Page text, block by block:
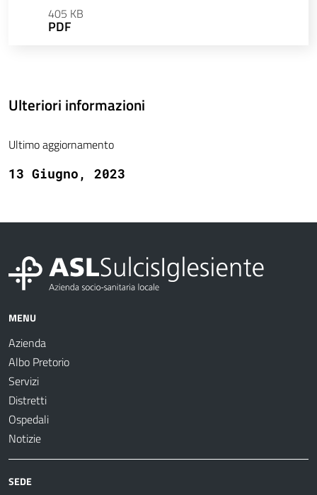
405 KB
PDF
Ulteriori informazioni
Ultimo aggiornamento
13 Giugno, 2023
MENU
Azienda
Albo Pretorio
Servizi
Distretti
Ospedali
Notizie
SEDE